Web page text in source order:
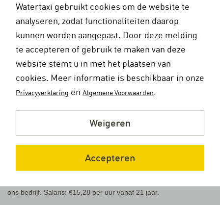
Wat we van je vragen
Je bent 8 tot 24 uur per week in wisseldiensten inzetbaar, ook ’s
avonds en in de weekends. Je bent communicatief sterk en kunt
dus snel schakelen. Je voelt je gauw thuis in een hecht en
energiek team van gedreven collega’s, maar kunt ook prima
zelfstandig werken. Ook bij grote drukte ben je de rots in de
Verder beschik je over een redelijke tot goede beheersing van het
Engels en/of Duits.
Een energieke werkplek op een van de mooiste locaties van
Rotterdam: ons drijvende basisstation aan de Wilhelminapier bij
Hotel New York. Flexibele deeltijdbaan met veel
ons bedrijf. Salaris: €15,28 per uur vanaf 21 jaar.
Watertaxi gebruikt cookies om de website te
analyseren, zodat functionaliteiten daarop
kunnen worden aangepast. Door deze melding
te accepteren of gebruik te maken van deze
website stemt u in met het plaatsen van
cookies. Meer informatie is beschikbaar in onze
Privacyverklaring en Algemene Voorwaarden.
Weigeren
Accepteren